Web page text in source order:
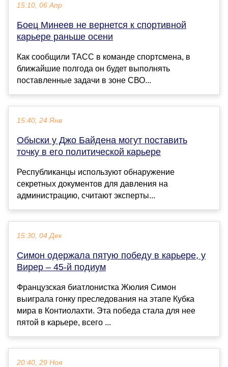
15:10, 06 Апр
Боец Минеев не вернется к спортивной
карьере раньше осени
Как сообщили ТАСС в команде спортсмена, в
ближайшие полгода он будет выполнять
поставленные задачи в зоне СВО...
15:40, 24 Янв
Обыски у Джо Байдена могут поставить
точку в его политической карьере
Республиканцы используют обнаружение
секретных документов для давления на
администрацию, считают эксперты...
15:30, 04 Дек
Симон одержала пятую победу в карьере, у
Вирер – 45-й подиум
Французская биатлонистка Жюлия Симон
выиграла гонку преследования на этапе Кубка
мира в Контиолахти. Эта победа стала для нее
пятой в карьере, всего ...
20:40, 29 Ноя